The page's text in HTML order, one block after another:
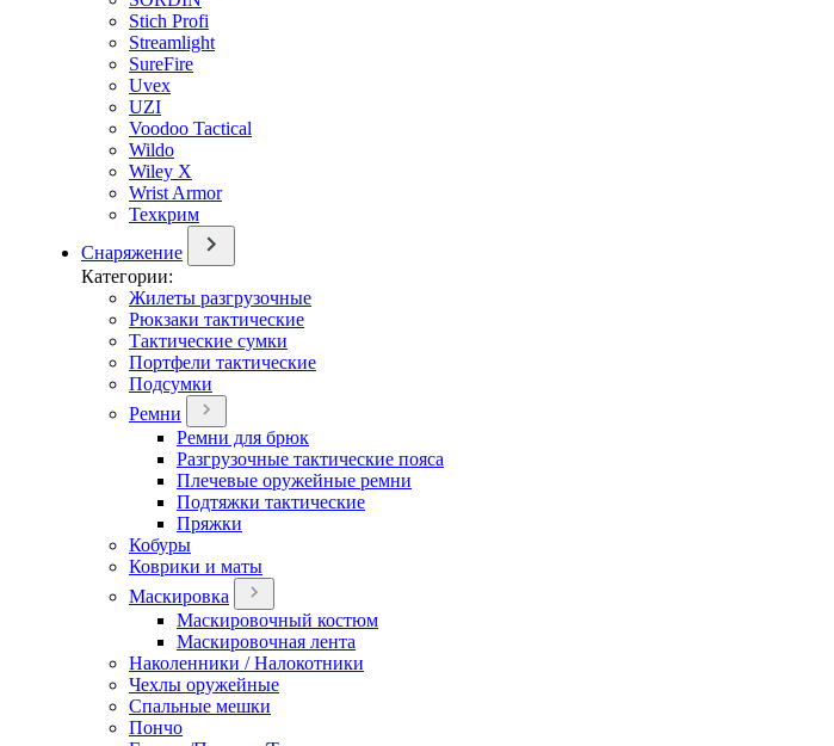
Stich Profi
Streamlight
SureFire
Uvex
UZI
Voodoo Tactical
Wildo
Wiley X
Wrist Armor
Техкрим
Снаряжение
Категории:
Жилеты разгрузочные
Рюкзаки тактические
Тактические сумки
Портфели тактические
Подсумки
Ремни
Ремни для брюк
Разгрузочные тактические пояса
Плечевые оружейные ремни
Подтяжки тактические
Пряжки
Кобуры
Коврики и маты
Маскировка
Маскировочный костюм
Маскировочная лента
Наколенники / Налокотники
Чехлы оружейные
Спальные мешки
Пончо